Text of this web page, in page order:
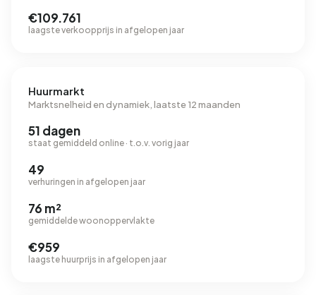
€109.761
laagste verkoopprijs in afgelopen jaar
Huurmarkt
Marktsnelheid en dynamiek, laatste 12 maanden
51 dagen
staat gemiddeld online · t.o.v. vorig jaar
49
verhuringen in afgelopen jaar
76 m²
gemiddelde woonoppervlakte
€959
laagste huurprijs in afgelopen jaar